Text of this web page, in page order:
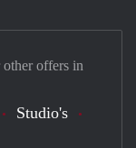
offers in
Studio's